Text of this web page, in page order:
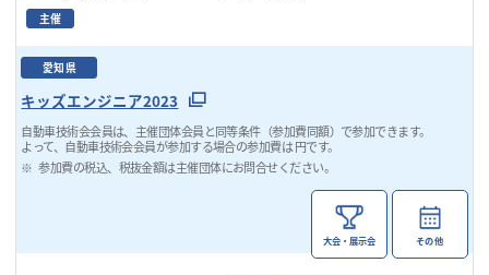
主催
愛知県
キッズエンジニア2023
自動車技術会会員は、主催団体会員と同等条件（参加費同額）で参加できます。
よって、自動車技術会会員が参加する場合の参加費は 円です。
参加費の税込、税抜金額は主催団体にお問合せください。
大会・展示会 その他